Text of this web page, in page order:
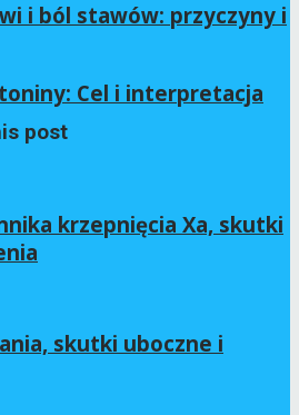
Cel i interpretacja
i ból stawów: przyczyny i
post
krzepnięcia Xa, skutki
skutki uboczne i